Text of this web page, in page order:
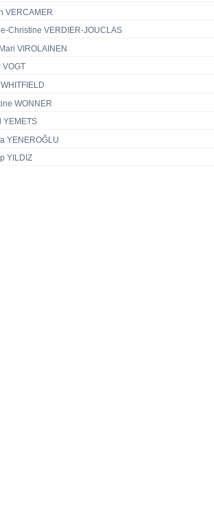
VERCAMER
Christine VERDIER-JOUCLAS
VIROLAINEN
VOGT
WONNER
YEMETS
YENEROĞLU
YILDIZ